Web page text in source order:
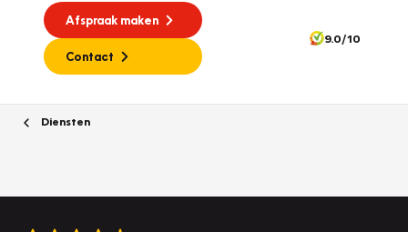
Afspraak maken
Contact
9.0/10
Diensten